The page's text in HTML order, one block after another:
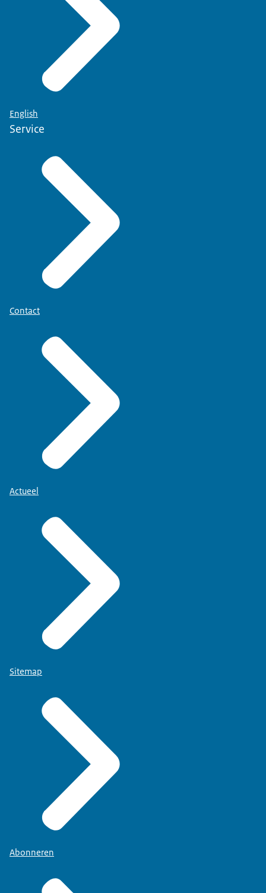
English
Service
Contact
Actueel
Sitemap
Abonneren